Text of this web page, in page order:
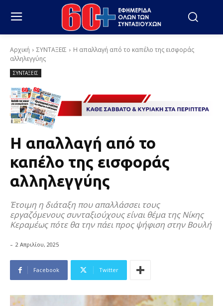
Αρχική ΣΥΝΤΑΞΕΙΣ
Η απαλλαγή από το καπέλο της εισφοράς
αλληλεγγύης
ΣΥΝΤΑΞΕΙΣ
Η απαλλαγή από το
καπέλο της εισφοράς
αλληλεγγύης
Έτοιμη η διάταξη που απαλλάσσει τους
εργαζόμενους συνταξιούχους είναι θέμα της Νίκης
Κεραμέως πότε θα την πάει προς ψήφιση στην Βουλή
- 2 Απριλίου, 2025
Facebook Twitter